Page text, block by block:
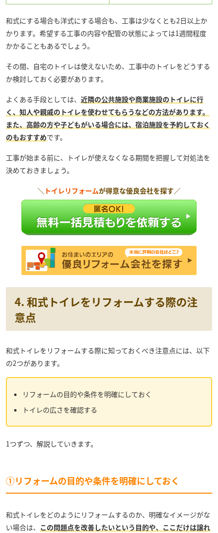
和式にする場合も洋式にする場合も、工事は少なくとも2日以上か
かります。希望する工事の内容や配管の状態によっては1週間程度
かかることもあるでしょう。
その間、自宅のトイレは使えないため、工事中のトイレをどうする
か検討しておく必要があります。
よくある手段としては、 近隣の公共施設や商業施設のトイレに行
く、知人や親戚のトイレを使わせてもらうなどの方法があります。
また、高齢の方や子どもがいる場合には、宿泊施設を予約しておく
のもおすすめです。
工事が始まる前に、トイレが使えなくなる期間を把握して対処法を
決めておきましょう。
＼ トイレリフォームが得意な優良会社を探す／
4. 和式トイレをリフォームする際の注
意点
和式トイレをリフォームする際に知っておくべき注意点には、以下
の2つがあります。
リフォームの目的や条件を明確にしておく
トイレの広さを確認する
1つずつ、解説していきます。
①リフォームの目的や条件を明確にしておく
和式トイレをどのようにリフォームするのか、明確なイメージがな
い場合は、 この問題点を改善したいという目的や、ここだけは譲れ